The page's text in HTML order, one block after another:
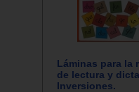
Láminas para la
de lectura y
Inversiones.